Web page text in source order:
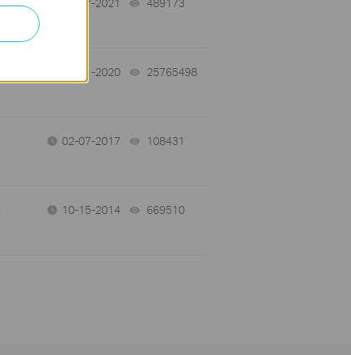
04-01-2020 25765498
02-07-2017 108431
10-15-2014 669510